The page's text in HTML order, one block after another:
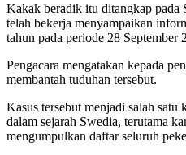
Kakak beradik itu ditangkap pada
telah bekerja menyampaikan
tahun pada periode 28 September
Pengacara mengatakan kepada
membantah tuduhan tersebut.
Kasus tersebut menjadi salah satu
dalam sejarah Swedia, terutama
mengumpulkan daftar seluruh